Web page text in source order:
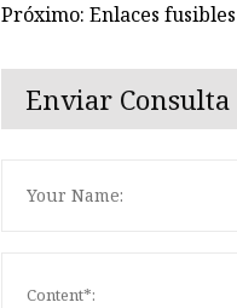
Próximo: Enlaces
Enviar Consulta